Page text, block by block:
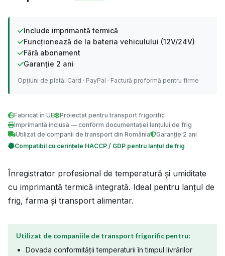
Include imprimantă termică
Funcționează de la bateria vehiculului (12V/24V)
Fără abonament
Garanție 2 ani
Opțiuni de plată: Card · PayPal · Factură proformă pentru firme
Fabricat în UE
Proiectat pentru transport frigorific
Imprimantă inclusă — conform documentației lanțului de frig
Utilizat de companii de transport din România
Garanție 2 ani
Compatibil cu cerințele HACCP / GDP pentru lanțul de frig
Înregistrator profesional de temperatură și umiditate
cu imprimantă termică integrată. Ideal pentru lanțul de
frig, farma și transport alimentar.
Utilizat de companiile de transport frigorific pentru:
Dovada conformității temperaturii în timpul livrărilor